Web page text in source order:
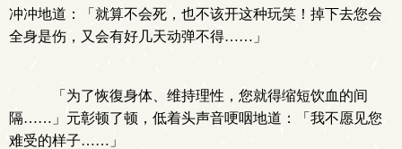
冲冲地道：「就算不会死，也不该开这种玩笑！掉下去您会
全身是伤，又会有好几天动弹不得……」
「为了恢復身体、维持理性，您就得缩短饮血的间
隔……」元彰顿了顿，低着头声音哽咽地道：「我不愿见您
难受的样子……」